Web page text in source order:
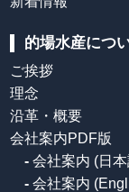
的場水産につ
ご挨拶
理念
沿革・概要
会社案内PDF版
- 会社案内 (日
- 会社案内